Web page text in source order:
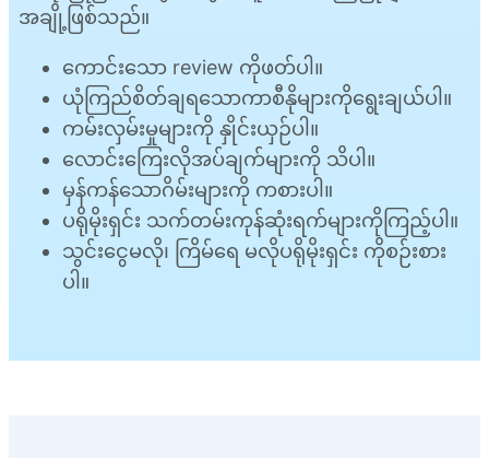
အချို့ဖြစ်သည်။
ကောင်းသော review ကိုဖတ်ပါ။
ယုံကြည်စိတ်ချရသောကာစီနိုများကိုရွေးချယ်ပါ။
ကမ်းလှမ်းမှုများကို နှိုင်းယှဉ်ပါ။
လောင်းကြေးလိုအပ်ချက်များကို သိပါ။
မှန်ကန်သောဂိမ်းများကို ကစားပါ။
ပရိုမိုးရှင်း သက်တမ်းကုန်ဆုံးရက်များကိုကြည့်ပါ။
သွင်းငွေမလို၊ ကြိမ်ရေ မလိုပရိုမိုးရှင်း ကိုစဉ်းစား
ပါ။